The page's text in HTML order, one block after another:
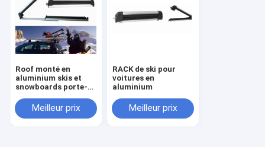
Roof monté en
aluminium skis et
snowboards porte-
l'universel
Meilleur prix
RACK de ski pour
voitures en
aluminium
Meilleur prix